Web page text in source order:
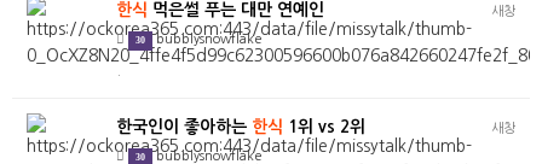
새창
한식 먹은썰 푸는 대만 연예인
30 bubblysnowflake
새창
한국인이 좋아하는 한식 1위 vs 2위
30 bubblysnowflake